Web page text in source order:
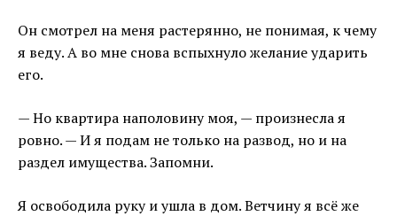
Он смотрел на меня растерянно, не понимая, к чему
я веду. А во мне снова вспыхнуло желание ударить
его.
— Но квартира наполовину моя, — произнесла я
ровно. — И я подам не только на развод, но и на
раздел имущества. Запомни.
Я освободила руку и ушла в дом. Ветчину я всё же